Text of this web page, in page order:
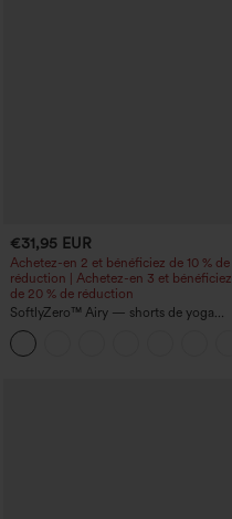
€31,95 EUR
Achetez-en 2 et bénéficiez de 10 % de
réduction | Achetez-en 3 et bénéficiez
de 20 % de réduction
SoftlyZero™ Airy — shorts de yoga
super taille haute 2-en-1 InstantCool
avec poches